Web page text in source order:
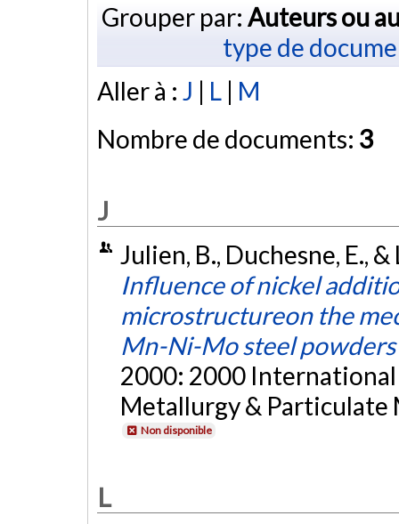
Grouper par: Auteurs ou
type de
Aller à : J | L | M
Nombre de documents: 3
J
Julien, B., Duchesne, E.,
Influence of nickel
microstructureon the
Mn-Ni-Mo steel powders
2000: 2000
Metallurgy & Particulate
Non disponible
L